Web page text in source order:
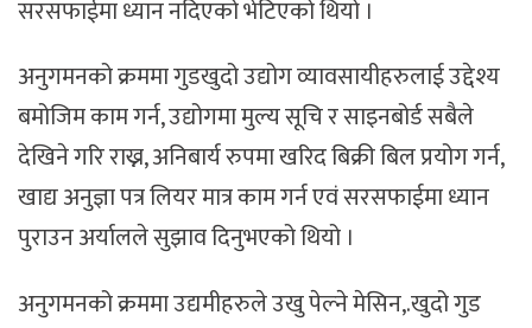
सरसफाईमा ध्यान नदिएको भेटिएको थियो ।
अनुगमनको क्रममा गुडखुदो उद्योग व्यावसायीहरुलाई उद्देश्य
बमोजिम काम गर्न, उद्योगमा मुल्य सूचि र साइनबोर्ड सबैले
देखिने गरि राख्न, अनिबार्य रुपमा खरिद बिक्री बिल प्रयोग गर्न,
खाद्य अनुज्ञा पत्र लियर मात्र काम गर्न एवं सरसफाईमा ध्यान
पुराउन अर्यालले सुझाव दिनुभएको थियो ।
अनुगमनको क्रममा उद्यमीहरुले उखु पेल्ने मेसिन,.खुदो गुड